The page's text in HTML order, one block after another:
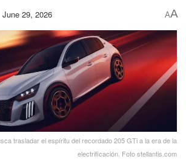
June 29, 2026 AA
trasladar el espíritu del recordado 205 GTi a la era de la
electrificación. Foto stellantis.com